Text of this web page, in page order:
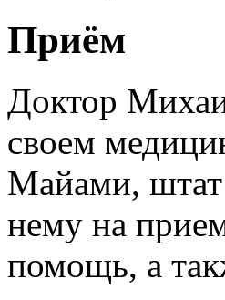
Приём
Доктор
своем
Майами, штат
нему на
помощь, а